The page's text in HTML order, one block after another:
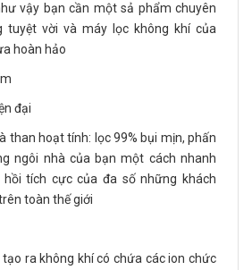
vậy bạn cần một sả phẩm chuyên
tuyệt vời và máy lọc không khí của
hoàn hảo
đại
than hoạt tính: lọc 99% bụi mịn, phấn
ngôi nhà của bạn một cách nhanh
hồi tích cực của đa số những khách
toàn thế giới
ra không khí có chứa các ion chức